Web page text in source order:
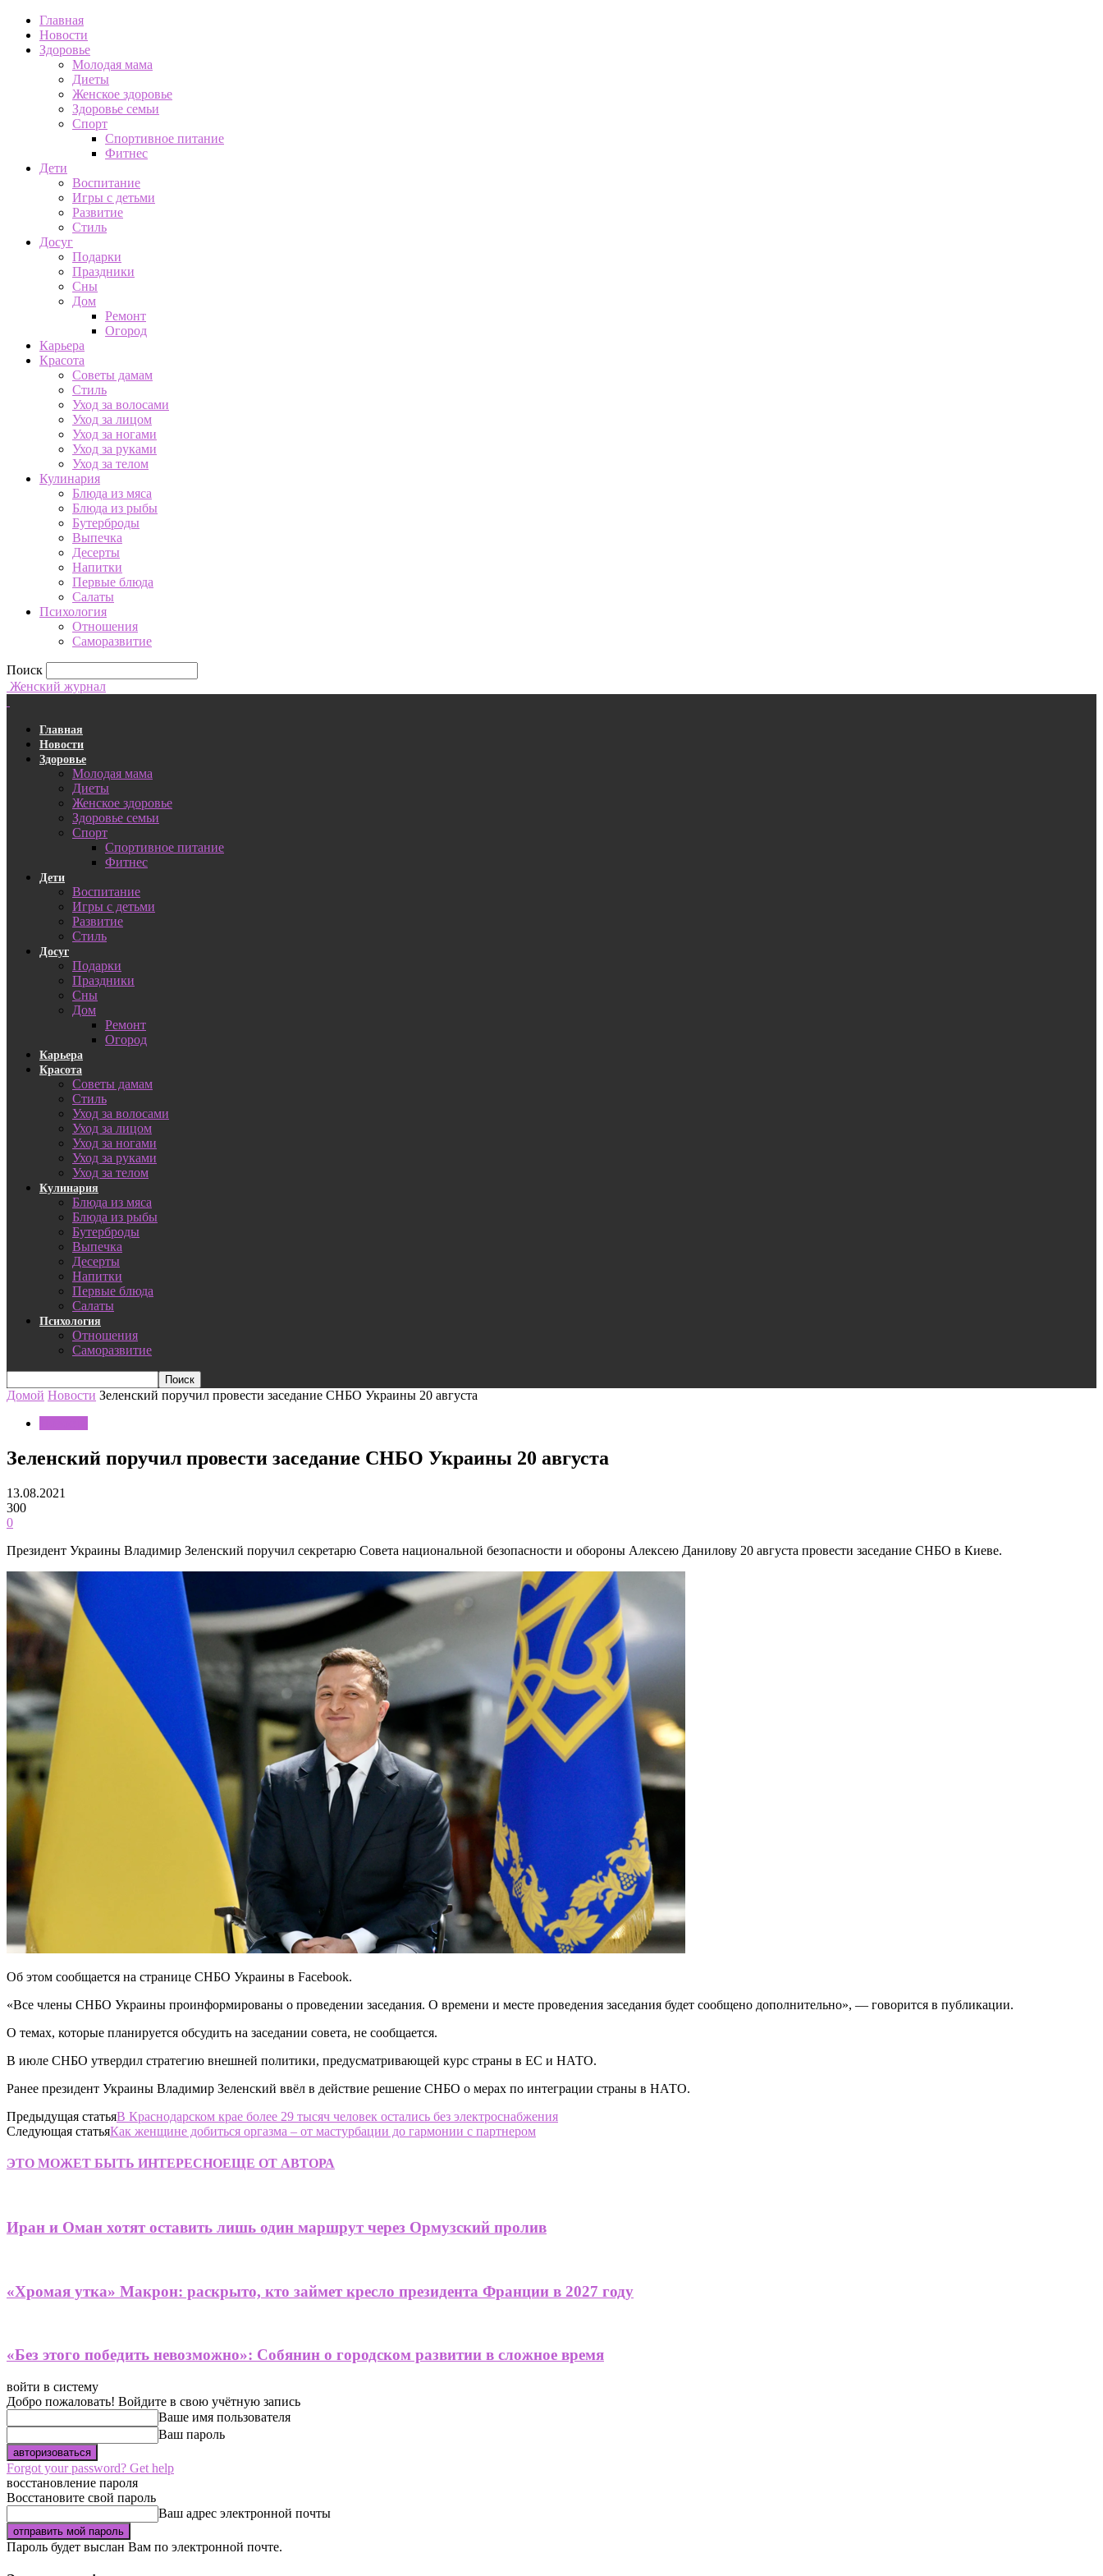
Главная
Новости
Здоровье
Молодая мама
Диеты
Женское здоровье
Здоровье семьи
Спорт
Спортивное питание
Фитнес
Дети
Воспитание
Игры с детьми
Развитие
Стиль
Досуг
Подарки
Праздники
Сны
Дом
Ремонт
Огород
Карьера
Красота
Советы дамам
Стиль
Уход за волосами
Уход за лицом
Уход за ногами
Уход за руками
Уход за телом
Кулинария
Блюда из мяса
Блюда из рыбы
Бутерброды
Выпечка
Десерты
Напитки
Первые блюда
Салаты
Психология
Отношения
Саморазвитие
Поиск
Женский журнал
Главная
Новости
Здоровье
Молодая мама
Диеты
Женское здоровье
Здоровье семьи
Спорт
Спортивное питание
Фитнес
Дети
Воспитание
Игры с детьми
Развитие
Стиль
Досуг
Подарки
Праздники
Сны
Дом
Ремонт
Огород
Карьера
Красота
Советы дамам
Стиль
Уход за волосами
Уход за лицом
Уход за ногами
Уход за руками
Уход за телом
Кулинария
Блюда из мяса
Блюда из рыбы
Бутерброды
Выпечка
Десерты
Напитки
Первые блюда
Салаты
Психология
Отношения
Саморазвитие
Домой Новости Зеленский поручил провести заседание СНБО Украины 20 августа
Зеленский поручил провести заседание СНБО Украины 20 августа
13.08.2021
300
0
Президент Украины Владимир Зеленский поручил секретарю Совета национальной безопасности и обороны Алексею Данилову 20 августа провести заседание СНБО в Киеве.
Об этом сообщается на странице СНБО Украины в Facebook.
«Все члены СНБО Украины проинформированы о проведении заседания. О времени и месте проведения заседания будет сообщено дополнительно», — говорится в публикации.
О темах, которые планируется обсудить на заседании совета, не сообщается.
В июле СНБО утвердил стратегию внешней политики, предусматривающей курс страны в ЕС и НАТО.
Ранее президент Украины Владимир Зеленский ввёл в действие решение СНБО о мерах по интеграции страны в НАТО.
Предыдущая статьяВ Краснодарском крае более 29 тысяч человек остались без электроснабжения
Следующая статьяКак женщине добиться оргазма – от мастурбации до гармонии с партнером
ЭТО МОЖЕТ БЫТЬ ИНТЕРЕСНОЕЩЕ ОТ АВТОРА
Иран и Оман хотят оставить лишь один маршрут через Ормузский пролив
«Хромая утка» Макрон: раскрыто, кто займет кресло президента Франции в 2027 году
«Без этого победить невозможно»: Собянин о городском развитии в сложное время
войти в систему
Добро пожаловать! Войдите в свою учётную запись
Ваше имя пользователя
Ваш пароль
Forgot your password? Get help
восстановление пароля
Восстановите свой пароль
Ваш адрес электронной почты
Пароль будет выслан Вам по электронной почте.